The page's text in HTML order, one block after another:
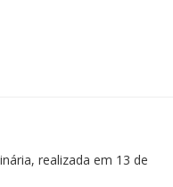
realizada em 13 de